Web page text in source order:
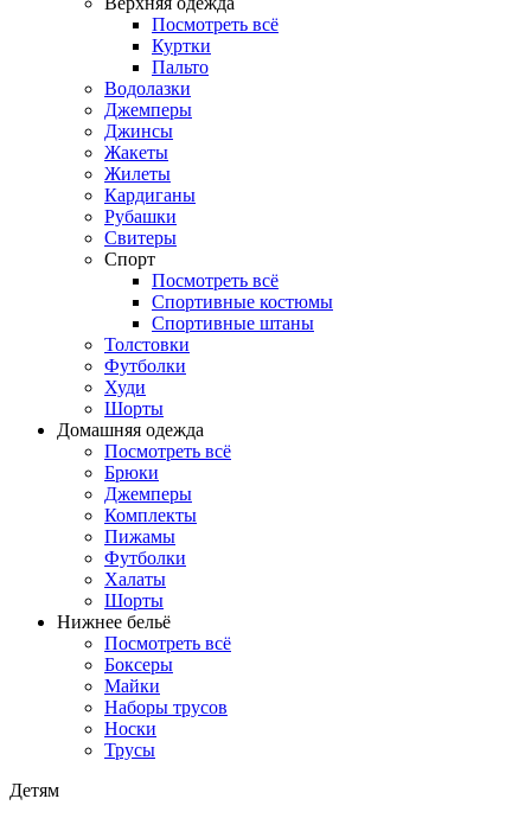
Посмотреть всё
Куртки
Пальто
Водолазки
Джемперы
Джинсы
Жакеты
Жилеты
Кардиганы
Рубашки
Свитеры
Спорт
Посмотреть всё
Спортивные костюмы
Спортивные штаны
Толстовки
Футболки
Худи
Шорты
Домашняя одежда
Посмотреть всё
Брюки
Джемперы
Комплекты
Пижамы
Футболки
Халаты
Шорты
Нижнее бельё
Посмотреть всё
Боксеры
Майки
Наборы трусов
Носки
Трусы
Детям